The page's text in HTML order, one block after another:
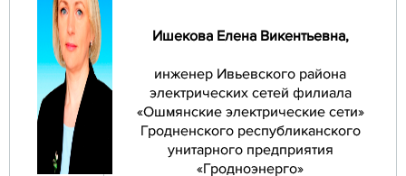
Ишекова Елена Викентьевна,
инженер Ивьевского района
электрических сетей филиала
«Ошмянские электрические сети»
Гродненского республиканского
унитарного предприятия
«Гродноэнерго»